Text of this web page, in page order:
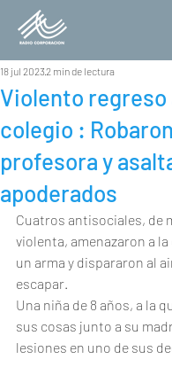
Violento regreso
colegio :
profesora y
apoderados
18 jul 20232 min de lectura
Cuatros antisociales, de
violenta, amenazaron a
un arma y dispararon al
escapar.
Una niña de 8 años, a la
sus cosas junto a su
lesiones en uno de sus